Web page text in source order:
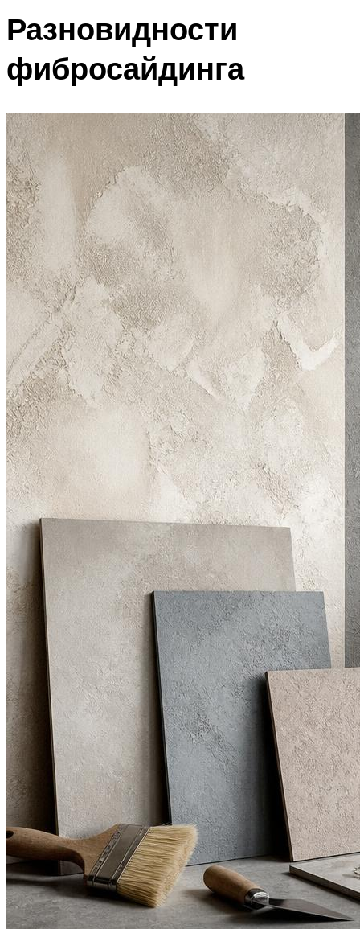
Разновидности
фибросайдинга